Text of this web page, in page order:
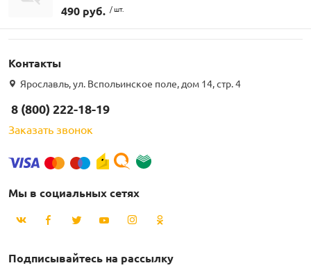
490 руб. / шт.
Контакты
Ярославль, ул. Вспольинское поле, дом 14, стр. 4
8 (800) 222-18-19
Заказать звонок
Мы в социальных сетях
Подписывайтесь на рассылку